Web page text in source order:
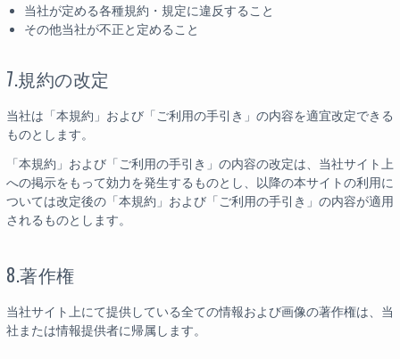
当社が定める各種規約・規定に違反すること
その他当社が不正と定めること
7.規約の改定
当社は「本規約」および「ご利用の手引き」の内容を適宜改定できる
ものとします。
「本規約」および「ご利用の手引き」の内容の改定は、当社サイト上
への掲示をもって効力を発生するものとし、以降の本サイトの利用に
ついては改定後の「本規約」および「ご利用の手引き」の内容が適用
されるものとします。
8.著作権
当社サイト上にて提供している全ての情報および画像の著作権は、当
社または情報提供者に帰属します。